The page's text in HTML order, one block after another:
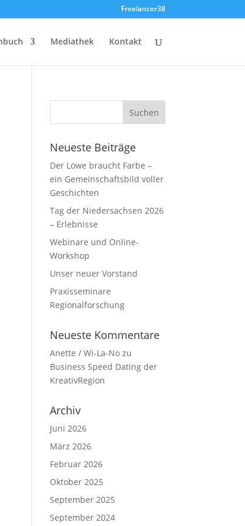
Freelancer38
Mediathek Kontakt
Neueste Beiträge
Der Löwe braucht Farbe –
ein Gemeinschaftsbild voller
Geschichten
Tag der Niedersachsen 2026
– Erlebnisse
Webinare und Online-
Workshop
Unser neuer Vorstand
Praxisseminare
Regionalforschung
Neueste Kommentare
Anette / Wi-La-No zu
Business Speed Dating der
KreativRegion
Archiv
Juni 2026
März 2026
Februar 2026
Oktober 2025
September 2025
September 2024